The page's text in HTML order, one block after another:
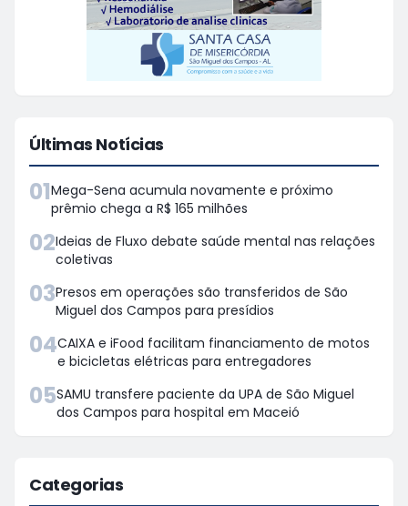
Últimas Notícias
01Mega-Sena acumula novamente e próximo
prêmio chega a R$ 165 milhões
02Ideias de Fluxo debate saúde mental nas relações
coletivas
03Presos em operações são transferidos de São
Miguel dos Campos para presídios
04CAIXA e iFood facilitam financiamento de motos
e bicicletas elétricas para entregadores
05SAMU transfere paciente da UPA de São Miguel
dos Campos para hospital em Maceió
Categorias